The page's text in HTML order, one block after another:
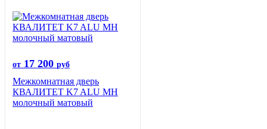
от 17 200 руб
Межкомнатная дверь
КВАЛИТЕТ K7 ALU MH
молочный матовый